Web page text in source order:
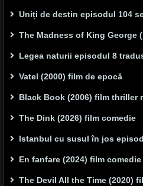
Uniți de destin episodul 104
The Madness of King George
Legea naturii episodul 8
Vatel (2000) film de epocă
Black Book (2006) film thriller
The Dink (2026) film comedie
Istanbul cu susul în jos
En fanfare (2024) film comedie
The Devil All the Time (2020)